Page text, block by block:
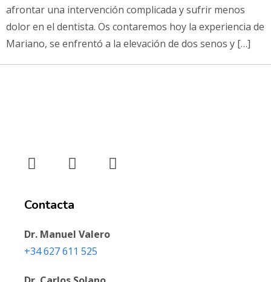
afrontar una intervención complicada y sufrir menos
dolor en el dentista. Os contaremos hoy la experiencia de
Mariano, se enfrentó a la elevación de dos senos y […]
Contacta
Dr. Manuel Valero
+34 627 611 525‬